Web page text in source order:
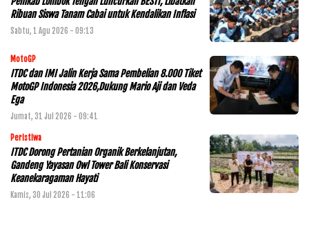
Ribuan Siswa Tanam Cabai untuk Kendalikan Inflasi
Sabtu, 1 Agu 2026 - 09:13
MotoGP
ITDC dan IMI Jalin Kerja Sama Pembelian 8.000 Tiket
MotoGP Indonesia 2026,Dukung Mario Aji dan Veda
Ega
Jumat, 31 Jul 2026 - 09:41
Peristiwa
ITDC Dorong Pertanian Organik Berkelanjutan,
Gandeng Yayasan Owl Tower Bali Konservasi
Keanekaragaman Hayati
Kamis, 30 Jul 2026 - 11:06